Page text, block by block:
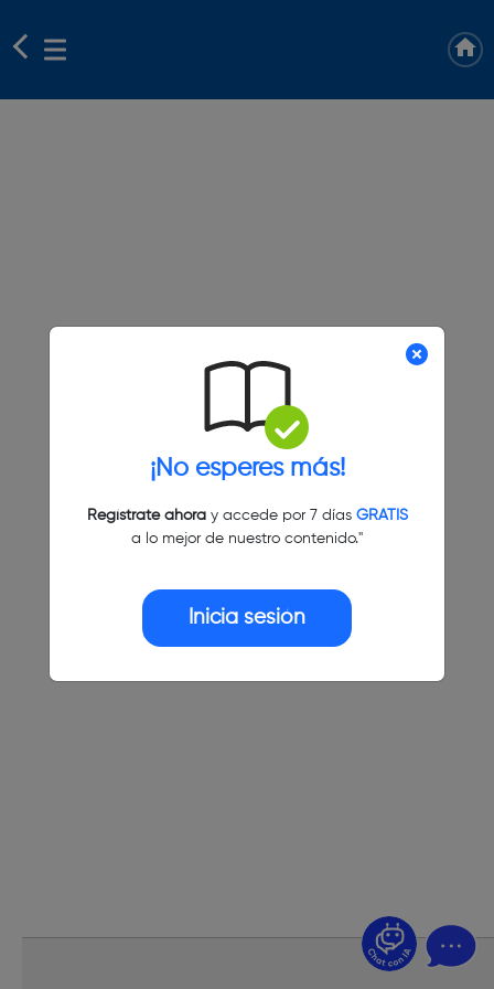
¡No esperes más!
Regístrate ahoray accede por 7 días GRATIS
a lo mejor de nuestro contenido."
Inicia sesión